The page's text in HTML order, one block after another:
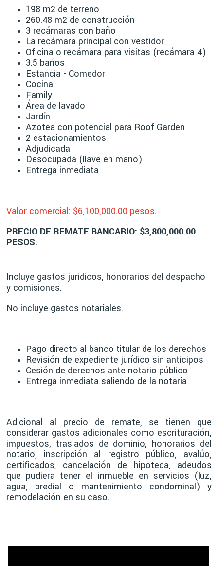
198 m2 de terreno
260.48 m2 de construcción
3 recámaras con baño
La recámara principal con vestidor
Oficina o recámara para visitas (recámara 4)
3.5 baños
Estancia - Comedor
Cocina
Family
Área de lavado
Jardín
Azotea con potencial para Roof Garden
2 estacionamientos
Adjudicada
Desocupada (llave en mano)
Entrega inmediata
Valor comercial: $6,100,000.00 pesos.
PRECIO DE REMATE BANCARIO: $3,800,000.00
PESOS.
Incluye gastos jurídicos, honorarios del despacho
y comisiones.
No incluye gastos notariales.
Pago directo al banco titular de los derechos
Revisión de expediente jurídico sin anticipos
Cesión de derechos ante notario público
Entrega inmediata saliendo de la notaría
Adicional al precio de remate, se tienen que
considerar gastos adicionales como escrituración,
impuestos, traslados de dominio, honorarios del
notario, inscripción al registro público, avalúo,
certificados, cancelación de hipoteca, adeudos
que pudiera tener el inmueble en servicios (luz,
agua, predial o mantenimiento condominal) y
remodelación en su caso.